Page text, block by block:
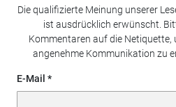
Die qualifizierte Meinung unserer
ist ausdrücklich erwünscht.
Kommentaren auf die Netiquette,
angenehme Kommunikation zu
E-Mail